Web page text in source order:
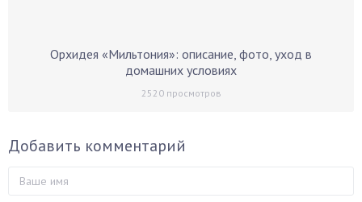
Орхидея «Мильтония»: описание, фото, уход в
домашних условиях
2520просмотров
Добавить комментарий